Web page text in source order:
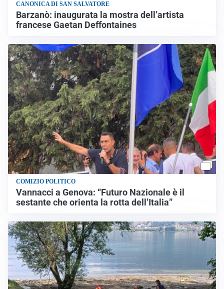
CANONICA DI SAN SALVATORE
Barzanò: inaugurata la mostra dell’artista
francese Gaetan Deffontaines
COMIZIO POLITICO
Vannacci a Genova: “Futuro Nazionale è il
sestante che orienta la rotta dell’Italia”